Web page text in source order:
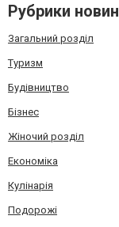
Рубрики новин
Загальний розділ
Туризм
Будівництво
Бізнес
Жіночий розділ
Економіка
Кулінарія
Подорожі